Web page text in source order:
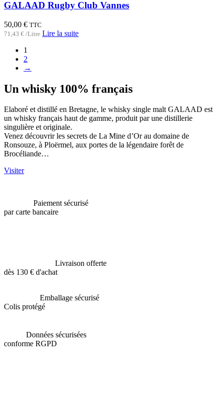
GALAAD Rugby Club Vannes
50,00 € TTC
71,43 € /Litre Lire la suite
1
2
→
Un whisky 100% français
Elaboré et distillé en Bretagne, le whisky single malt GALAAD est
un whisky français haut de gamme, produit par une distillerie
singulière et originale.
Venez découvrir les secrets de La Mine d’Or au domaine de
Ronsouze, à Ploërmel, aux portes de la légendaire forêt de
Brocéliande…
Visiter
Paiement sécurisé
par carte bancaire
Livraison offerte
dès 130 € d'achat
Emballage sécurisé
Colis protégé
Données sécurisées
conforme RGPD